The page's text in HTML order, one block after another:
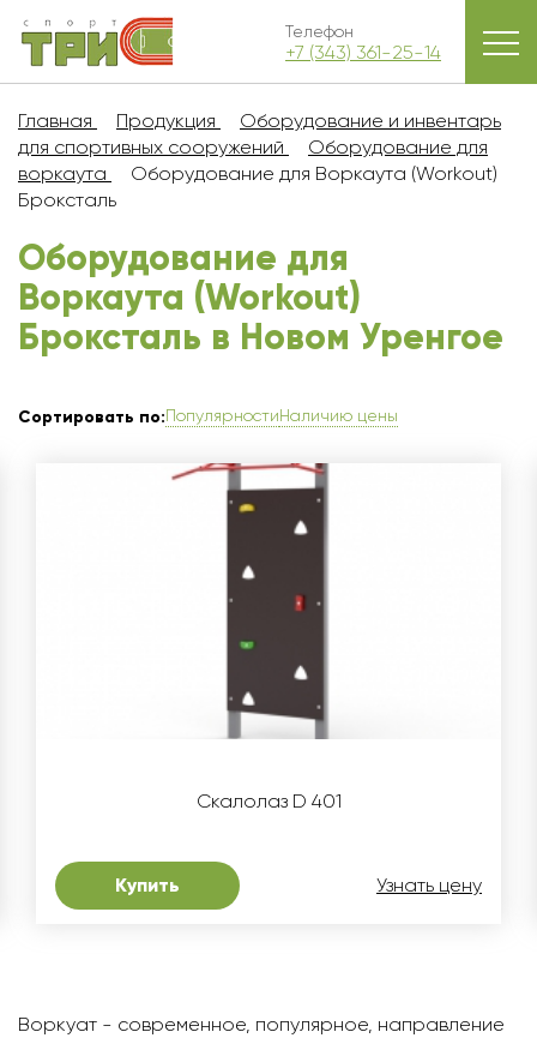
Телефон
+7 (343) 361-25-14
Главная Продукция
Оборудование и инвентарь
для спортивных сооружений
Оборудование для
воркаута
Оборудование для Воркаута (Workout)
Броксталь
Оборудование для
Воркаута (Workout)
Броксталь в Новом Уренгое
Сортировать по:ПопулярностиНаличию цены
Скалолаз D 401
Купить Узнать цену
Воркуат - современное, популярное, направление